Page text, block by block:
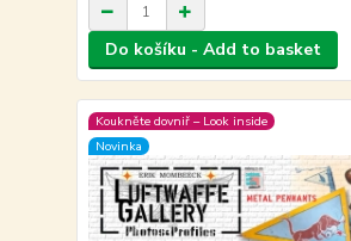
Do košíku - Add to basket
Koukněte dovniř – Look inside
Novinka